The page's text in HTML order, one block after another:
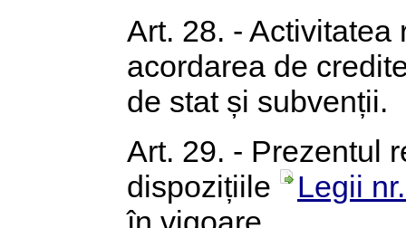
Art. 28. -
acordarea de
de stat și subvenții.
Art. 29. - Prezentul
dispozițiile
Legii